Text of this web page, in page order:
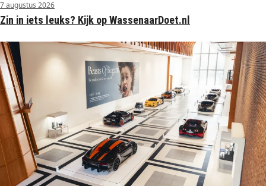
7 augustus 2026
Zin in iets leuks? Kijk op WassenaarDoet.nl